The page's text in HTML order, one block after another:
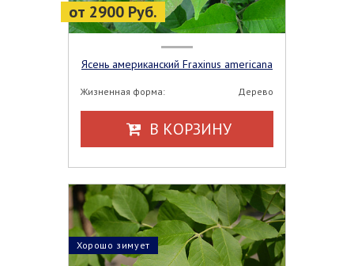
от 2900 Руб.
Ясень американский Fraxinus americana
Жизненная форма: Дерево
В КОРЗИНУ
Хорошо зимует